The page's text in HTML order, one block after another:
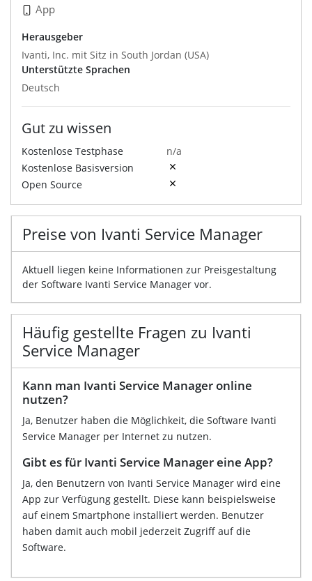
App
Herausgeber
Ivanti, Inc. mit Sitz in South Jordan (USA)
Unterstützte Sprachen
Deutsch
Gut zu wissen
Kostenlose Testphase
n/a
Kostenlose Basisversion
Open Source
Preise von Ivanti Service Manager
Aktuell liegen keine Informationen zur Preisgestaltung
der Software Ivanti Service Manager vor.
Häufig gestellte Fragen zu Ivanti
Service Manager
Kann man Ivanti Service Manager online
nutzen?
Ja, Benutzer haben die Möglichkeit, die Software Ivanti
Service Manager per Internet zu nutzen.
Gibt es für Ivanti Service Manager eine App?
Ja, den Benutzern von Ivanti Service Manager wird eine
App zur Verfügung gestellt. Diese kann beispielsweise
auf einem Smartphone installiert werden. Benutzer
haben damit auch mobil jederzeit Zugriff auf die
Software.